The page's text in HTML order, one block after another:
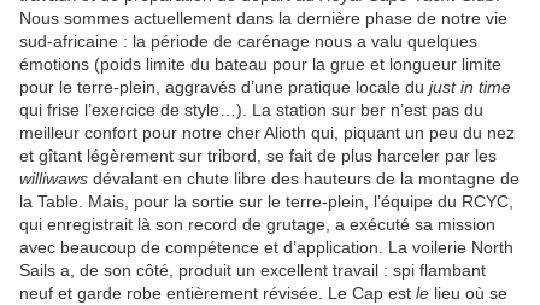
Nous sommes actuellement dans la dernière phase de notre vie
sud-africaine : la période de carénage nous a valu quelques
émotions (poids limite du bateau pour la grue et longueur limite
pour le terre-plein, aggravés d’une pratique locale du just in time
qui frise l’exercice de style…). La station sur ber n’est pas du
meilleur confort pour notre cher Alioth qui, piquant un peu du nez
et gîtant légèrement sur tribord, se fait de plus harceler par les
williwaws dévalant en chute libre des hauteurs de la montagne de
la Table. Mais, pour la sortie sur le terre-plein, l’équipe du RCYC,
qui enregistrait là son record de grutage, a exécuté sa mission
avec beaucoup de compétence et d’application. La voilerie North
Sails a, de son côté, produit un excellent travail : spi flambant
neuf et garde robe entièrement révisée. Le Cap est le lieu où se